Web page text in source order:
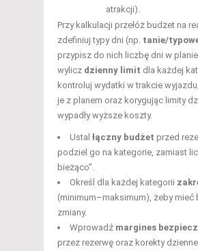
atrakcji).
Przy kalkulacji przełóż budżet na
zdefiniuj typy dni (np. tanie/
przypisz do nich liczbę dni w
wylicz dzienny limit dla każdej
kontroluj wydatki w trakcie
je z planem oraz korygując limity
wypadły wyższe koszty.
Ustal łączny budżet przed
podziel go na kategorie, zamiast
bieżąco”.
Określ dla każdej kategorii
(minimum–maksimum), żeby mieć
zmiany.
Wprowadź margines
przez rezerwę oraz korekty